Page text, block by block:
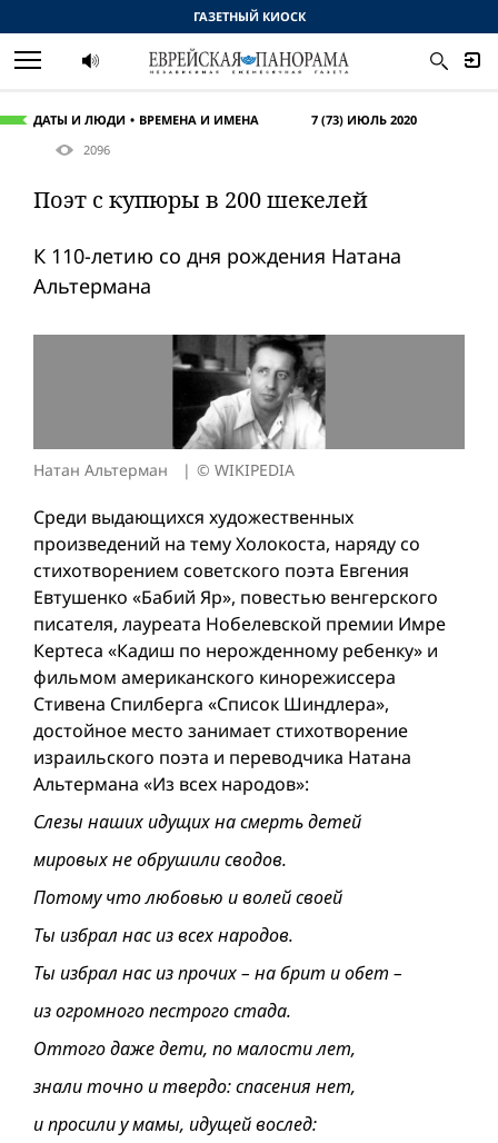
ДАТЫ И ЛЮДИ ВРЕМЕНА И ИМЕНА
7 (73) ИЮЛЬ 2020
2096
Поэт с купюры в 200 шекелей
К 110-летию со дня рождения Натана
Альтермана
Натан Альтерман © WIKIPEDIA
Среди выдающихся художественных
произведений на тему Холокоста, наряду со
стихотворением советского поэта Евгения
Евтушенко «Бабий Яр», повестью венгерского
писателя, лауреата Нобелевской премии Имре
Кертеса «Кадиш по нерожденному ребенку» и
фильмом американского кинорежиссера
Стивена Спилберга «Список Шиндлера»,
достойное место занимает стихотворение
израильского поэта и переводчика Натана
Альтермана «Из всех народов»:
Слезы наших идущих на смерть детей
мировых не обрушили сводов.
Потому что любовью и волей своей
Ты избрал нас из всех народов.
Ты избрал нас из прочих – на брит и обет –
из огромного пестрого стада.
Оттого даже дети, по малости лет,
знали точно и твердо: спасения нет,
и просили у мамы, идущей вослед:
ГАЗЕТНЫЙ КИОСК